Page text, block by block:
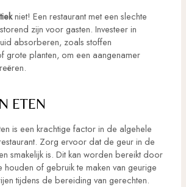
niet! Een restaurant met een slechte
zijn voor gasten. Investeer in
absorberen, zoals stoffen
grote planten, om een aangenamer
ETEN
is een krachtige factor in de algehele
Zorg ervoor dat de geur in de
smakelijk is. Dit kan worden bereikt door
of gebruik te maken van geurige
tijdens de bereiding van gerechten.